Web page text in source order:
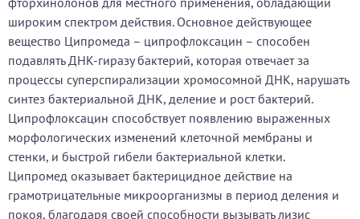
широким спектром действия. Основное действующее
вещество Ципромеда – ципрофлоксацин – способен
подавлять ДНК-гиразу бактерий, которая отвечает за
процессы суперспирализации хромосомной ДНК, нарушать
синтез бактериальной ДНК, деление и рост бактерий.
Ципрофлоксацин способствует появлению выраженных
морфологических изменений клеточной мембраны и
стенки, и быстрой гибели бактериальной клетки.
Ципромед оказывает бактерицидное действие на
грамотрицательные микроорганизмы в период деления и
покоя, благодаря своей способности вызывать лизис